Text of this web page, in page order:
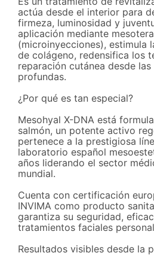
actúa desde el interior para
firmeza, luminosidad y
aplicación mediante
(microinyecciones), estimula
de colágeno, redensifica los
reparación cutánea desde las
profundas.
¿Por qué es tan especial?
Mesohyal X-DNA está
salmón, un potente activo
pertenece a la prestigiosa
laboratorio español
años liderando el sector
mundial.
Cuenta con certificación
INVIMA como producto
garantiza su seguridad,
tratamientos faciales
Resultados visibles desde la